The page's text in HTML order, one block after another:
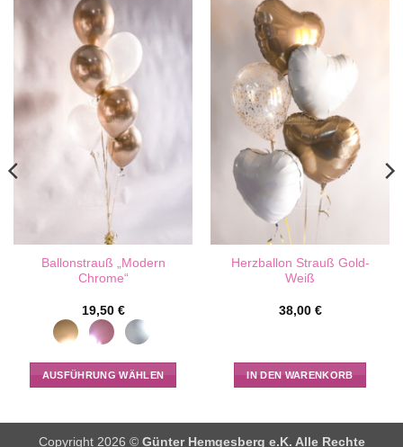
Ballonstrauß „Modern
Chrome“
19,50 €
AUSFÜHRUNG WÄHLEN
weist
Herzballon Strauß Gold-
Weiß
38,00 €
IN DEN WARENKORB
Copyright 2026 © Günter Hemgesberg e.K. Alle Rechte